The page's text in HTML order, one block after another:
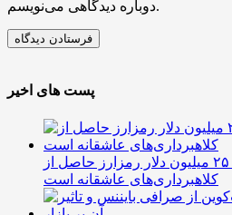
دوباره دیدگاهی می‌نویسم.
پست های اخیر
آمریکا در پی توقیف ۲۵ میلیون دلار رمزارز حاصل از
کلاهبرداری‌های عاشقانه است